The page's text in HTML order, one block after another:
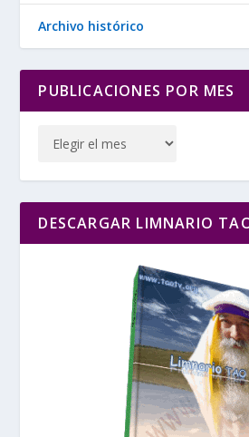
Archivo histórico
PUBLICACIONES POR MES
DESCARGAR LIMNARIO